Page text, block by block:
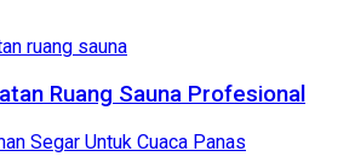
Ruang Sauna Profesional